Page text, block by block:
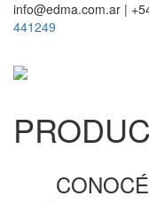
info@edma.com.ar |
441249